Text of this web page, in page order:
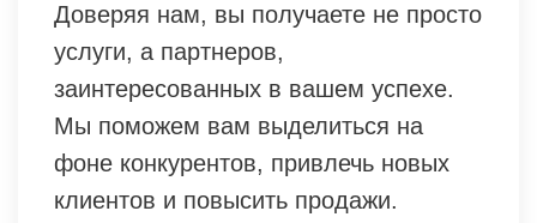
Доверяя нам, вы получаете не просто
услуги, а партнеров,
заинтересованных в вашем успехе.
Мы поможем вам выделиться на
фоне конкурентов, привлечь новых
клиентов и повысить продажи.